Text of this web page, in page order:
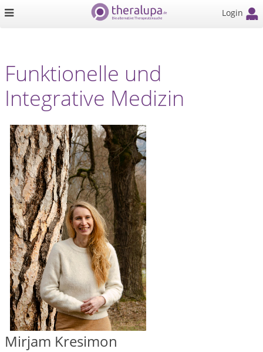
Login
Funktionelle und
Integrative Medizin
Mirjam Kresimon